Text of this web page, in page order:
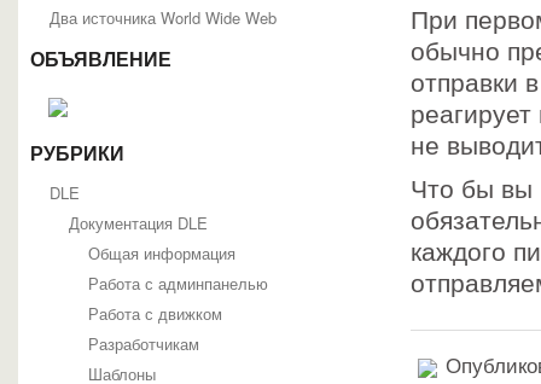
Два источника World Wide Web
ОБЪЯВЛЕНИЕ
РУБРИКИ
DLE
Документация DLE
Общая информация
Работа с админпанелью
Работа с движком
Разработчикам
Шаблоны
При
обычно
отправки
не
Что бы вы
каждого